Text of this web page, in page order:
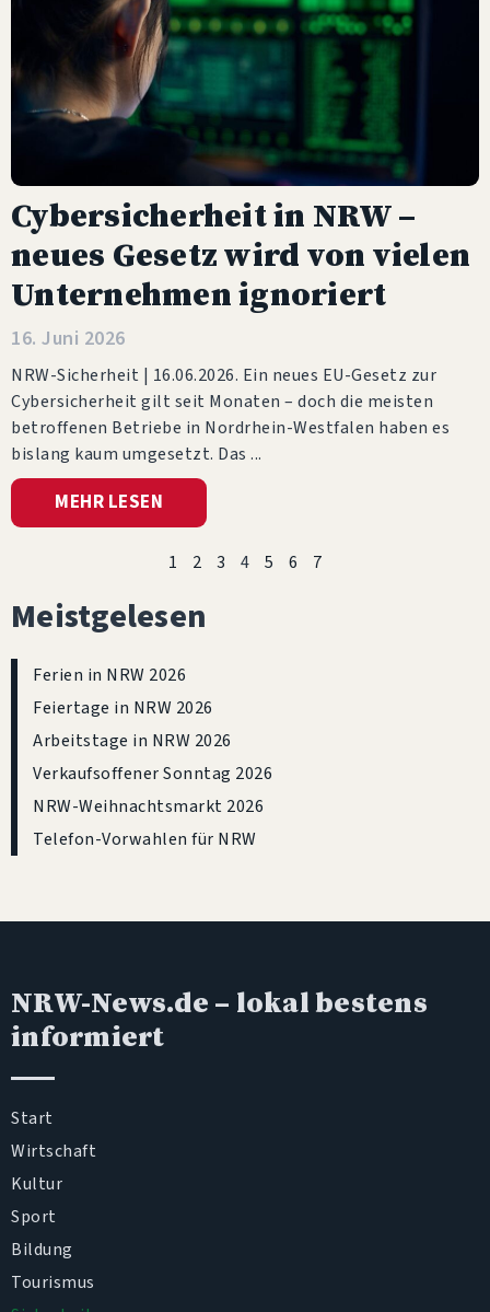
Cybersicherheit in NRW –
neues Gesetz wird von vielen
Unternehmen ignoriert
16. Juni 2026
NRW-Sicherheit | 16.06.2026. Ein neues EU-Gesetz zur
Cybersicherheit gilt seit Monaten – doch die meisten
betroffenen Betriebe in Nordrhein-Westfalen haben es
bislang kaum umgesetzt. Das
MEHR LESEN
1 2 3 4 5 6 7
Meistgelesen
Ferien in NRW 2026
Feiertage in NRW 2026
Arbeitstage in NRW 2026
Verkaufsoffener Sonntag 2026
NRW-Weihnachtsmarkt 2026
Telefon-Vorwahlen für NRW
NRW-News.de – lokal bestens
informiert
Start
Wirtschaft
Kultur
Sport
Bildung
Tourismus